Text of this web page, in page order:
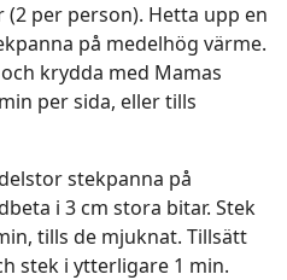
per person). Hetta upp en
på medelhög värme.
krydda med Mamas
per sida, eller tills
stekpanna på
i 3 cm stora bitar. Stek
tills de mjuknat. Tillsätt
stek i ytterligare 1 min.